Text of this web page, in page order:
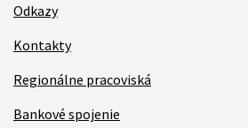
Odkazy
Kontakty
Regionálne pracoviská
Bankové spojenie